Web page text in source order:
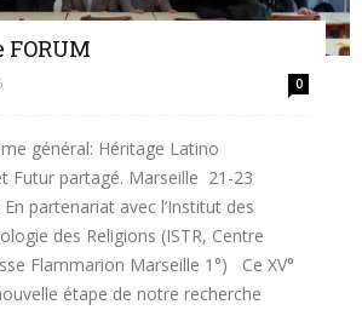
FORUM
0
général: Héritage Latino
Futur partagé. Marseille 21-23
partenariat avec l’Institut des
des Religions (ISTR, Centre
Flammarion Marseille 1°) Ce XV°
étape de notre recherche